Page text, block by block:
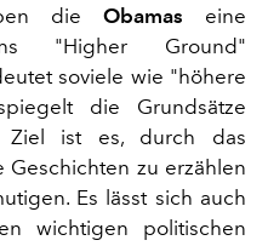
die Obamas eine
"Higher Ground"
soviele wie "höhere
die Grundsätze
Ziel ist es, durch das
zu erzählen
Es lässt sich auch
wichtigen politischen